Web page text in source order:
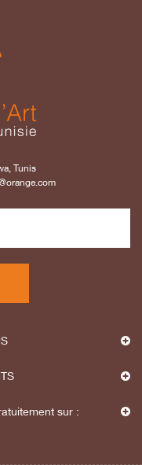
Tunis
sur :